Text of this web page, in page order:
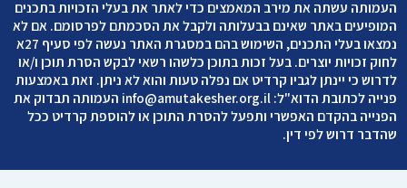
העמותה עשתה את מירב המאמצים כדי לאתר את בעלי הזכויות בתכנים
המופיעים באתר שאינם בבעלותה ולקבל את הסכמתם לפרסומם. אם לא
נמצאו בעלי התכנים, השימוש בהם במסגרת האתר נעשה לפי סעיף 27א
לחוק זכויות יוצרים. בעל זכות בתוכן כלשהו רשאי לבקש הסרת תוכן ו/או
לדרוש כי יינתן לגביו קרדיט אם נפלה טעות והוא לא ניתן. זאת באמצעות
פנייה לכתובת הדוא"ל: info@amutakesher.org.il העמותה תבדוק את
הפנייה בהקדם האפשרי ותפעל להסרת התוכן או להוספת קרדיט ככל
שהדבר דרוש לפי דין.